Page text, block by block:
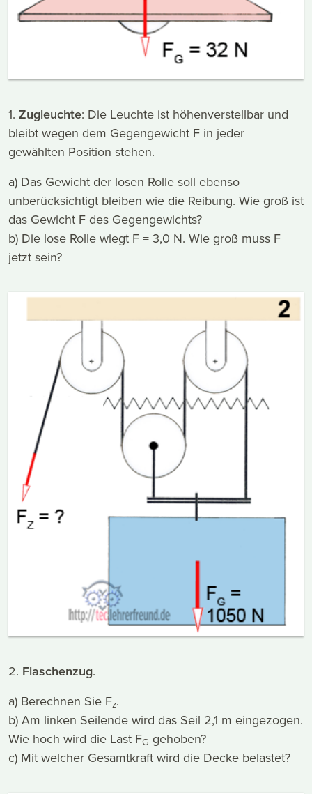
1. Zugleuchte: Die Leuchte ist höhenverstellbar und
bleibt wegen dem Gegengewicht F in jeder
gewählten Position stehen.
a) Das Gewicht der losen Rolle soll ebenso
unberücksichtigt bleiben wie die Reibung. Wie groß ist
das Gewicht F des Gegengewichts?
b) Die lose Rolle wiegt F = 3,0 N. Wie groß muss F
jetzt sein?
2. Flaschenzug.
a) Berechnen Sie Fz.
b) Am linken Seilende wird das Seil 2,1 m eingezogen.
Wie hoch wird die Last FG gehoben?
c) Mit welcher Gesamtkraft wird die Decke belastet?